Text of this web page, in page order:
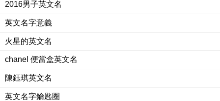
2016男子英文名
英文名字意義
火星的英文名
chanel 便當盒英文名
陳鈺琪英文名
英文名字鑰匙圈